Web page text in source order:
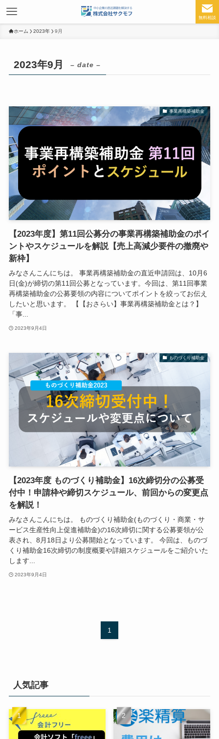
無料相談
ホーム 2023年 9月
2023年9月 – date –
事業再構築補助金
【2023年度】第11回公募分の事業再構築補助金のポイ
ントやスケジュールを解説【売上高減少要件の撤廃や
新枠】
みなさんこんにちは。 事業再構築補助金の直近申請回は、10月6
日(金)が締切の第11回公募となっています。今回は、第11回事業
再構築補助金の公募要領の内容についてポイントを絞ってお伝え
したいと思います。 【【おさらい】事業再構築補助金とは？】
「事...
2023年9月4日
ものづくり補助金
【2023年度 ものづくり補助金】16次締切分の公募受
付中！申請枠や締切スケジュール、前回からの変更点
を解説！
みなさんこんにちは。 ものづくり補助金(ものづくり・商業・サ
ービス生産性向上促進補助金)の16次締切に関する公募要領が公
表され、8月18日より公募開始となっています。 今回は、ものづ
くり補助金16次締切の制度概要や詳細スケジュールをご紹介いた
します...
2023年9月4日
1
人気記事